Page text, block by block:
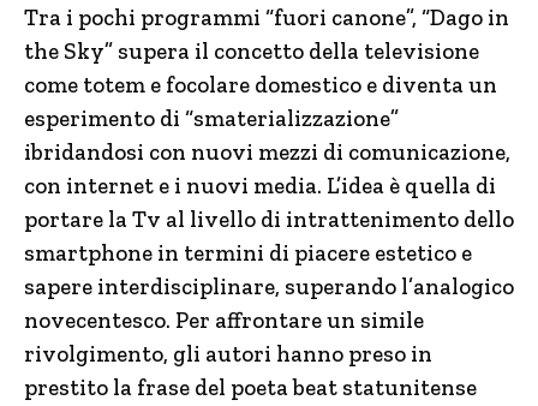
Tra i pochi programmi “fuori canone”, “Dago in
the Sky” supera il concetto della televisione
come totem e focolare domestico e diventa un
esperimento di “smaterializzazione”
ibridandosi con nuovi mezzi di comunicazione,
con internet e i nuovi media. L’idea è quella di
portare la Tv al livello di intrattenimento dello
smartphone in termini di piacere estetico e
sapere interdisciplinare, superando l’analogico
novecentesco. Per affrontare un simile
rivolgimento, gli autori hanno preso in
prestito la frase del poeta beat statunitense